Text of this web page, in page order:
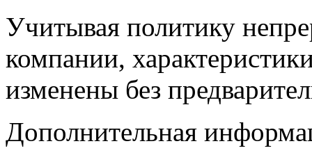
Учитывая политику
компании,
изменены без
Дополнительная